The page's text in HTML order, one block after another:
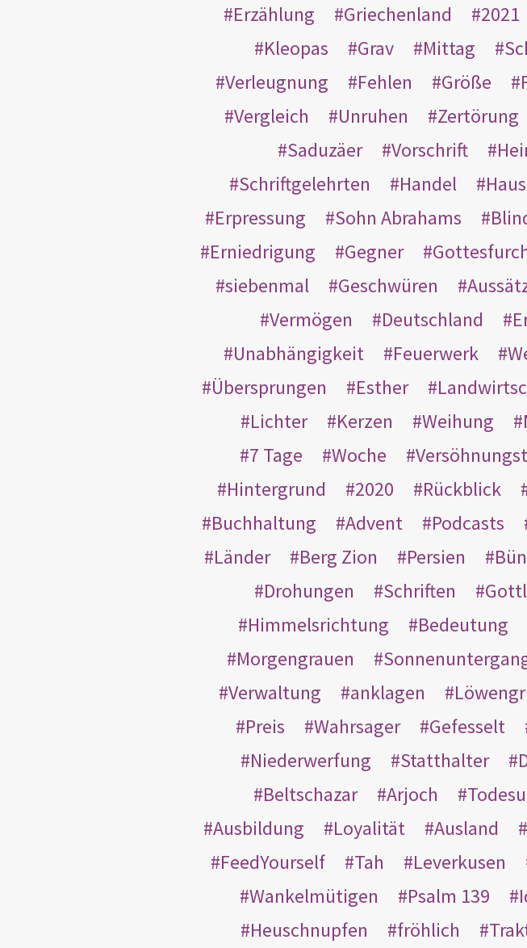
Erzählung
Griechenland 2021
Kleopas
Grav Mittag
Verleugnung
Fehlen Größe
Vergleich
Unruhen Zertörung
Saduzäer
Vorschrift
Schriftgelehrten
Handel
Erpressung
Sohn Abrahams
Erniedrigung
Gegner
siebenmal
Geschwüren
Vermögen
Deutschland
Unabhängigkeit
Feuerwerk
Übersprungen
Esther
Lichter
Kerzen Weihung
7 Tage
Woche
Hintergrund
2020 Rückblick
Buchhaltung
Advent Podcasts
Länder
Berg Zion Persien
Drohungen
Schriften
Himmelsrichtung
Bedeutung
Morgengrauen
Verwaltung
anklagen
Preis
Wahrsager Gefesselt
Niederwerfung
Statthalter
Beltschazar
Arjoch
Ausbildung
Loyalität Ausland
FeedYourself
Tah Leverkusen
Wankelmütigen
Psalm 139
Heuschnupfen
fröhlich